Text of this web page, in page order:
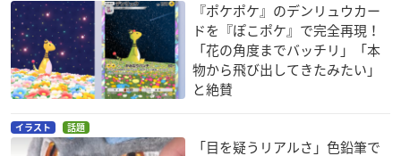
『ポケポケ』のデンリュウカー
ドを『ぽこポケ』で完全再現！
「花の角度までバッチリ」「本
物から飛び出してきたみたい」
と絶賛
イラスト 話題
「目を疑うリアルさ」色鉛筆で